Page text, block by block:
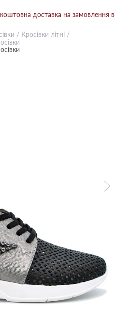
доставка на замовлення від
/ Кросівки літні /